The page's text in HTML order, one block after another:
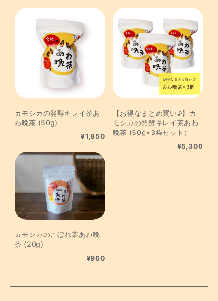
【手づくりキット】醤（ひしお）キット
2026/07/12
さっそく仕込みました。キットなので簡単です。 一日経っただ
けで良い香り◯2週間後が楽しみです☺︎
【季節限定】瀬戸田の無農薬レモン (1kg)
無農薬栽培であり、傷など有ることも記載されていましたし承知
の上で購入しましたがあまりにも酷い商品でした。 斑点や黒ず
み、ほとんど痛む直前の状態でしたよ。 メールのやり取りの中
で、きちんと対応していただいて感謝して購入しましたが、品質
管理が良く無さ過ぎます。
【季節限定】瀬戸田の無農薬レモン (1kg)
2026/07/08
2026/07/01
カモシカの発酵キレイ茶あ
わ晩茶 (50g)
¥1,850
【お得なまとめ買い♪】カ
モシカの発酵キレイ茶あわ
晩茶 (50g×3袋セット）
¥5,300
カモシカのこぼれ葉あわ晩
茶 (20g)
¥960